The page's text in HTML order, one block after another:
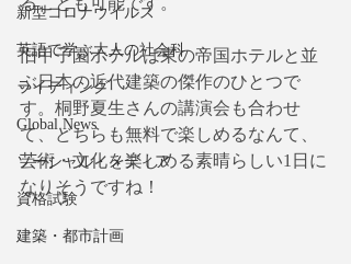
新型コロナウイルス
英語で学ぶ大人の社会科
ライティング
Global News
ソーシャル・メディア
資格試験
建築・都市計画
旧甲子園ホテルは東の帝国ホテルと並
ぶ日本の近代建築の傑作のひとつで
す。桐野夏生さんの講演会も合わせ
て、どちらも無料で楽しめるなんて、
芸術・文化を楽しめる素晴らしい1日に
なりそうですね！